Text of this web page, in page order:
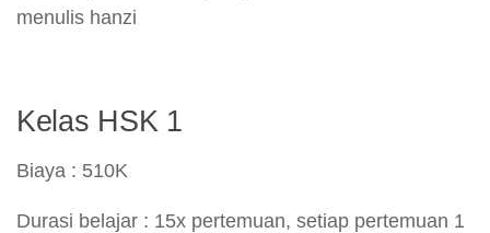
menulis hanzi
Kelas HSK 1
Biaya : 510K
Durasi belajar : 15x pertemuan, setiap pertemuan 1